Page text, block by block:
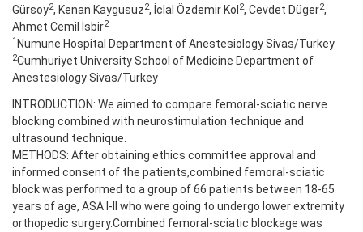
Gürsoy2, Kenan Kaygusuz2, İclal Özdemir Kol 2, Cevdet Düger2,
Ahmet Cemil İsbir2
1 Numune Hospital Department of Anestesiology Sivas/Turkey
2Cumhuriyet University School of Medicine Department of
Anestesiology Sivas/Turkey
INTRODUCTION: We aimed to compare femoral-sciatic nerve
blocking combined with neurostimulation technique and
ultrasound technique.
METHODS: After obtaining ethics committee approval and
informed consent of the patients,combined femoral-sciatic
block was performed to a group of 66 patients between 18-65
years of age, ASA I-II who were going to undergo lower extremity
orthopedic surgery.Combined femoral-sciatic blockage was